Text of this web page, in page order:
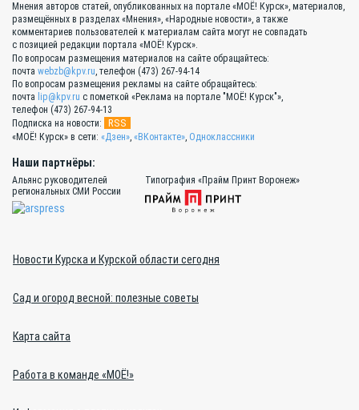
Мнения авторов статей, опубликованных на портале «МОЁ! Курск», материалов,
размещённых в разделах «Мнения», «Народные новости», а также
комментариев пользователей к материалам сайта могут не совпадать
с позицией редакции портала «МОЁ! Курск».
По вопросам размещения материалов на сайте обращайтесь:
почта webzb@kpv.ru, телефон (473) 267-94-14
По вопросам размещения рекламы на сайте обращайтесь:
почта lip@kpv.ru с пометкой «Реклама на портале "МОЁ! Курск"»,
телефон (473) 267-94-13
Подписка на новости:
RSS
«МОЁ! Курск» в сети: «Дзен», «ВКонтакте», Одноклассники
Наши партнёры:
Альянс руководителей
региональных СМИ России
Типография «Прайм Принт Воронеж»
Новости Курска и Курской области сегодня
Сад и огород весной: полезные советы
Карта сайта
Работа в команде «МОЁ!»